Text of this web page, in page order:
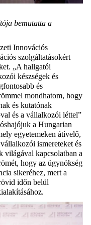
bemutatta a
Innovációs
szolgáltatásokért
„A hallgatói
készségek és
és
mondhatom, hogy
és kutatónak
és a vállalkozói léttel”
a Hungarian
egyetemeken átívelő,
ismereteket és
világával kapcsolatban a
hogy az ügynökség
sikeréhez, mert a
időn belül